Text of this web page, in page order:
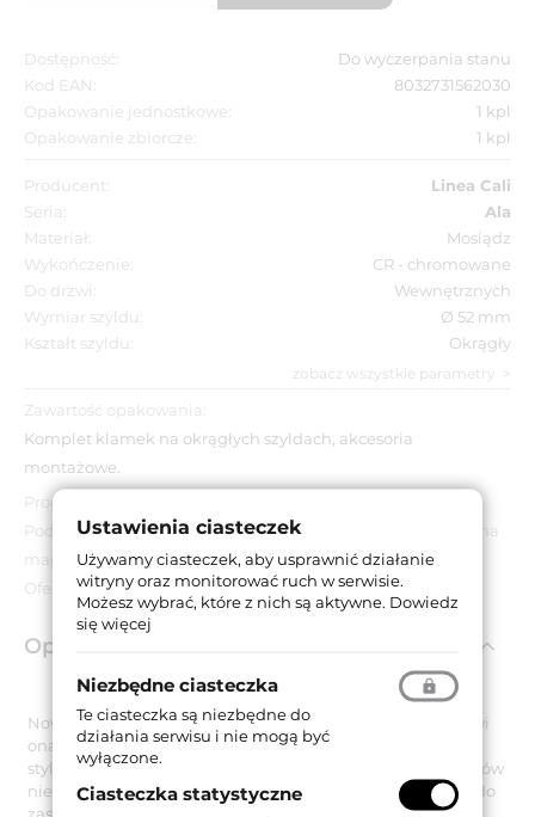
Dostępność:
Do wyczerpania stanu
Kod EAN:
8032731562030
Opakowanie jednostkowe:
1 kpl
Opakowanie zbiorcze:
1 kpl
Producent:
Linea Cali
Seria:
Ala
Materiał:
Mosiądz
Wykończenie:
CR - chromowane
Do drzwi:
Wewnętrznych
Wymiar szyldu:
Ø 52 mm
Kształt szyldu:
Okrągły
zobacz wszystkie parametry
Zawartość opakowania:
Komplet klamek na okrągłych szyldach, akcesoria
montażowe.
Produkt wyprzedażowy.
Podana cena dotyczy wyłącznie towarów znajdujących się na
magazynie.
Oferta obowiązuje do wyczerpania zapasów.
Opis produktu
Nowoczesna i prosta klamka na okrągłym szyldzie. Stanowi
ona doskonały wybór zarówno dla osób potrzebujących
stylowej klamki do domu lub mieszkania, jak i dla zarządców
nieruchomości poszukujących rozwiązań dedykowanych do
zastosowania w obiektach użyteczności publicznej.
Ustawienia ciasteczek
Używamy ciasteczek, aby usprawnić działanie
witryny oraz monitorować ruch w serwisie.
Możesz wybrać, które z nich są aktywne. Dowiedz
się więcej
Niezbędne ciasteczka
Te ciasteczka są niezbędne do
działania serwisu i nie mogą być
wyłączone.
Ciasteczka statystyczne